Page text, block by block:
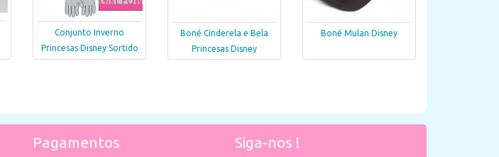
Conjunto Inverno
Princesas Disney Sortido
Boné Cinderela e Bela
Princesas Disney
Boné Mulan Disney
Pagamentos Siga-nos !